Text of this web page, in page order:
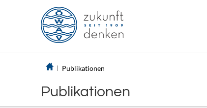
Publikationen
Publikationen